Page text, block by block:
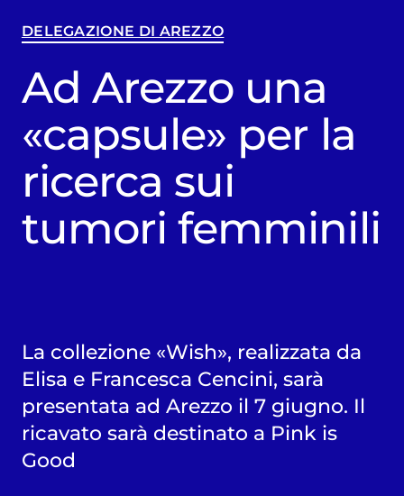
DELEGAZIONE DI AREZZO
Ad Arezzo una
«capsule» per la
ricerca sui
tumori femminili
La collezione «Wish», realizzata da
Elisa e Francesca Cencini, sarà
presentata ad Arezzo il 7 giugno. Il
ricavato sarà destinato a Pink is
Good